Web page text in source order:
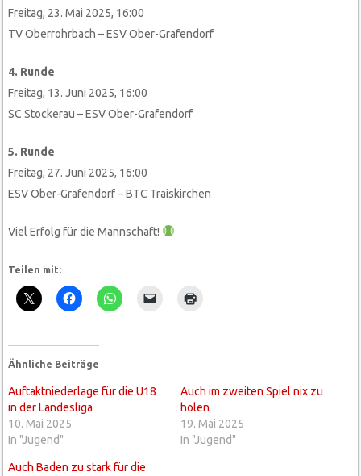
Freitag, 23. Mai 2025, 16:00
TV Oberrohrbach – ESV Ober-Grafendorf
4. Runde
Freitag, 13. Juni 2025, 16:00
SC Stockerau – ESV Ober-Grafendorf
5. Runde
Freitag, 27. Juni 2025, 16:00
ESV Ober-Grafendorf – BTC Traiskirchen
Viel Erfolg für die Mannschaft!
Teilen mit:
Ähnliche Beiträge
Auftaktniederlage für die U18
in der Landesliga
10. Mai 2025
In "Jugend"
Auch im zweiten Spiel nix zu
holen
19. Mai 2025
In "Jugend"
Auch Baden zu stark für die